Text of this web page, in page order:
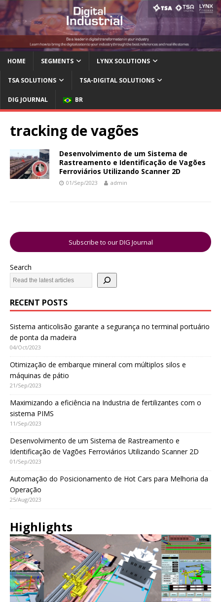
HOME SEGMENTS LYNX SOLUTIONS
TSA SOLUTIONS TSA-DIGITAL SOLUTIONS
DIG JOURNAL BR
tracking de vagões
Desenvolvimento de um Sistema de
Rastreamento e Identificação de Vagões
Ferroviários Utilizando Scanner 2D
01/Sep/2023 admin
Subscribe to our DIG Journal
Search
RECENT POSTS
Sistema anticolisão garante a segurança no terminal portuário
de ponta da madeira
04/Oct/2023
Otimização de embarque mineral com múltiplos silos e
máquinas de pátio
21/Sep/2023
Maximizando a eficiência na Industria de fertilizantes com o
sistema PIMS
11/Sep/2023
Desenvolvimento de um Sistema de Rastreamento e
Identificação de Vagões Ferroviários Utilizando Scanner 2D
01/Sep/2023
Automação do Posicionamento de Hot Cars para Melhoria da
Operação
25/Aug/2023
Highlights